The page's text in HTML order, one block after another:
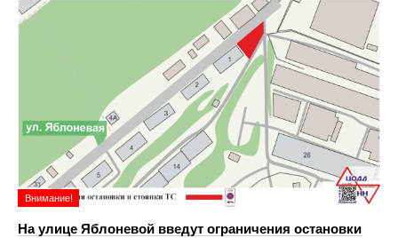
Внимание!
На улице Яблоневой введут ограничения остановки